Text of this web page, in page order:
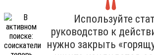
Используйте
руководство к
нужно закрыть